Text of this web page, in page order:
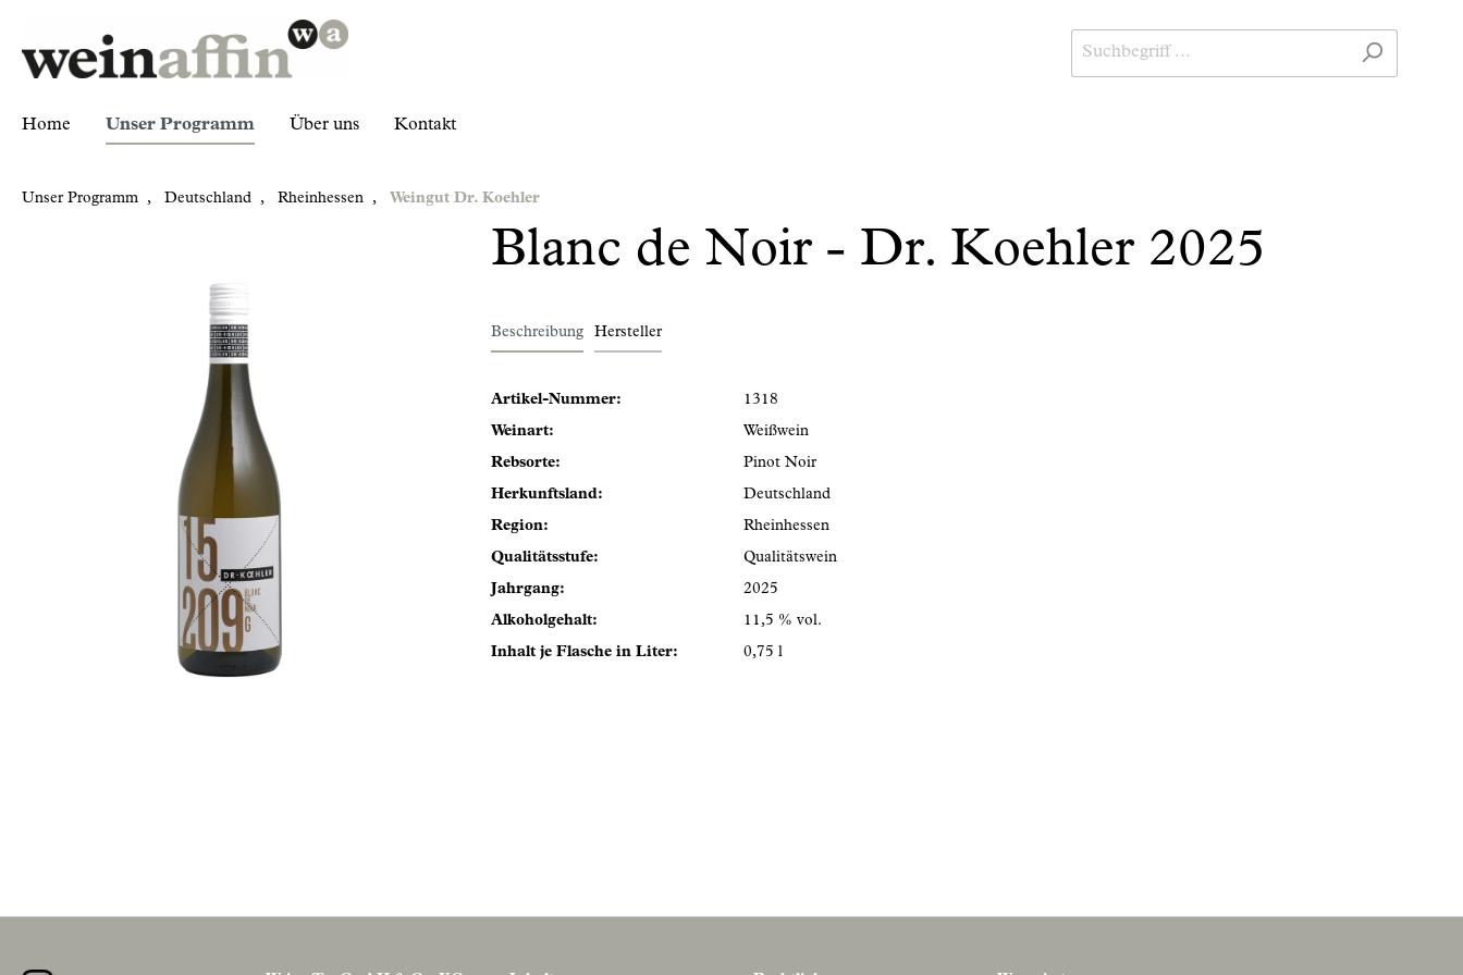
Home Unser Programm Über uns Kontakt
Zur Kategorie Unser Programm
Weingut Dr. Koehler
Unser Programm , Deutschland , Rheinhessen , Weingut Dr. Koehler
Blanc de Noir - Dr. Koehler 2025
Beschreibung Hersteller
Artikel-Nummer: 1318
Weinart: Weißwein
Rebsorte: Pinot Noir
Herkunftsland: Deutschland
Region: Rheinhessen
Qualitätsstufe: Qualitätswein
Jahrgang: 2025
Alkoholgehalt: 11,5 % vol.
Inhalt je Flasche in Liter: 0,75 l